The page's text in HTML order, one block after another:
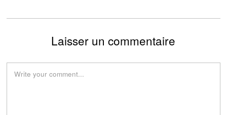
Laisser un commentaire